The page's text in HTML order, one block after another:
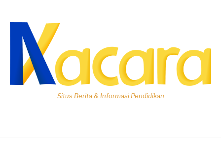
konten
Situs Berita & Informasi Pendidikan